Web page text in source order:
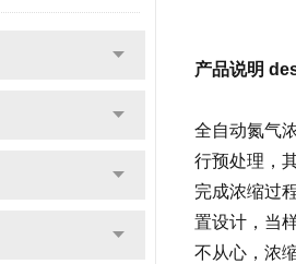
产品说明
全自动氮气
行预处理，
完成浓缩过
置设计，当
不从心，浓